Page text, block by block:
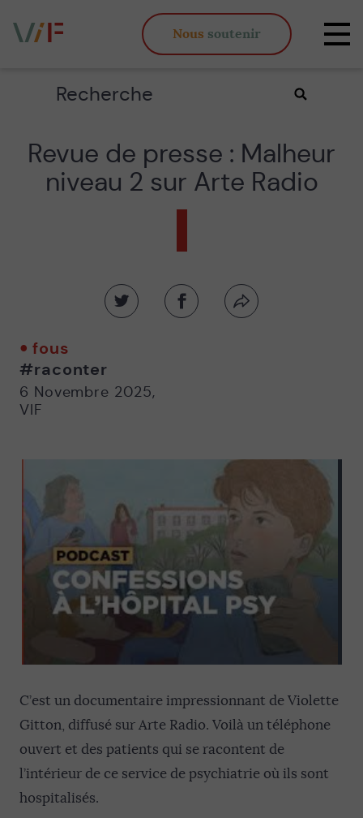
inégaux
Nous soutenir
Rechercher
Valider
Revue de presse : Malheur
niveau 2 sur Arte Radio
Partager
fenêtre
Partager
Partager
fous
#raconter
6 Novembre 2025,
VIF
C’est un documentaire impressionnant de Violette
Gitton, diffusé sur Arte Radio. Voilà un téléphone
ouvert et des patients qui se racontent de
l’intérieur de ce service de psychiatrie où ils sont
hospitalisés.